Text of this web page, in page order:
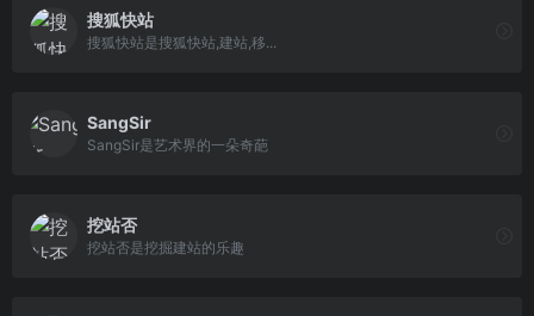
搜狐快站
搜狐快站是搜狐快站,建站,移...
SangSir
SangSir是艺术界的一朵奇葩
挖站否
挖站否是挖掘建站的乐趣